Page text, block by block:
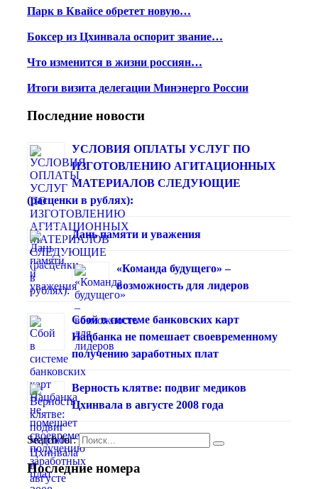
Парк в Квайсе обретет новую…
Боксер из Цхинвала оспорит звание…
Что изменится в жизни россиян…
Итоги визита делегации Минэнерго России
Последние новости
УСЛОВИЯ ОПЛАТЫ УСЛУГ ПО
ИЗГОТОВЛЕНИЮ АГИТАЦИОННЫХ
МАТЕРИАЛОВ СЛЕДУЮЩИЕ
(расценки в рублях):
Дань памяти и уважения
«Команда будущего» –
возможность для лидеров
Сбой в системе банковских карт
Нацбанка не помешает своевременному
получению заработных плат
Верность клятве: подвиг медиков
Цхинвала в августе 2008 года
Search for:
Последние номера